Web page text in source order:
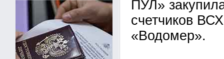
ПУЛ»
счетчиков
«Водомер».